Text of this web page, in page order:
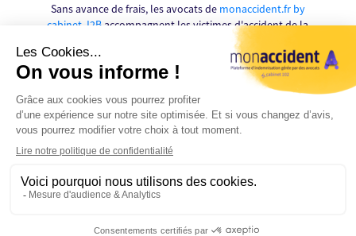
Rappellez-
Sans avance de frais, les avocats de monaccident.fr by
cabinet J2B accompagnent les victimes d'accident de la
route durant l'ensemble de leur procédure afin
d'obtenir de meilleures indemnisations que celles
proposées par les assurances.
MONACCIDENT.FR by Cabinet J2B, édité par la SELARL
cabinet J2B inscrite au Barreau de Marseille - 44 rue
Montgrand - 13006 Marseille
Tél : 04.86.80.28.35 - Mail :
Nous contacter-Simulez votre Indemnisation
Générales d'Utilisation-